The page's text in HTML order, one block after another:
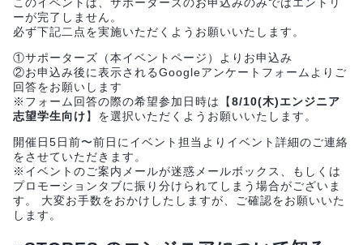
ーが完了しません。
必ず下記二点を実施いただくようお願いいたします。
①サポーターズ（本イベントページ）よりお申込み
②お申込み後に表示されるGoogleアンケートフォームよりご
回答をお願いします
※フォーム回答の際の希望参加日時は【8/10(木)エンジニア
志望学生向け】を選択いただくようお願いいたします。
開催日5日前〜前日にイベント担当よりイベント詳細のご連絡
をさせていただきます。
※イベントのご案内メールが迷惑メールボックス、もしくは
プロモーションタブに振り分けられてしまう場合がございま
す。 大変お手数をおかけしたしますが、ご確認をお願いいた
します。